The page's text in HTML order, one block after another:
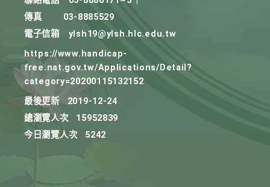
傳真
03-8885529
電子信箱
ylsh19@ylsh.hlc.edu.tw
https://www.handicap-
free.nat.gov.tw/Applications/Detail?
category=20200115132152
最後更新
2019-12-24
總瀏覽人次
15952839
今日瀏覽人次
5242